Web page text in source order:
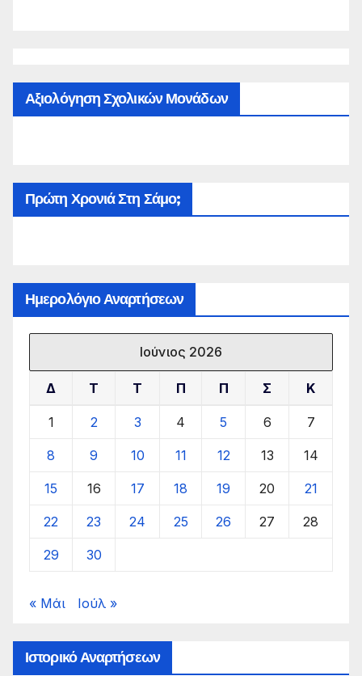
Αξιολόγηση Σχολικών Μονάδων
Πρώτη Χρονιά Στη Σάμο;
Ημερολόγιο Αναρτήσεων
Ιούνιος 2026
Δ Τ Τ Π Π Σ Κ
1 2 3 4 5 6 7
8 9 10 11 12 13 14
15 16 17 18 19 20 21
22 23 24 25 26 27 28
29 30
« Μάι Ιούλ »
Ιστορικό Αναρτήσεων